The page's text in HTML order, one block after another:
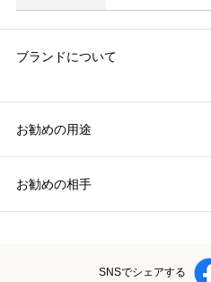
ブランドについて
お勧めの用途
お勧めの相手
SNSでシェアする